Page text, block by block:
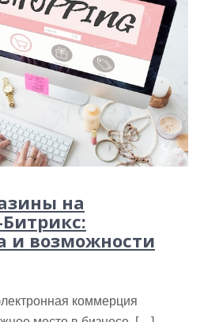
на
и возможности
коммерция